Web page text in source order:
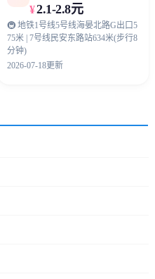
¥2.1-2.8元
🚇 地铁1号线5号线海晏北路G出口5
75米 | 7号线民安东路站634米(步行8
分钟)
2026-07-18更新